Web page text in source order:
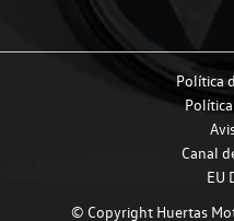
© Copyright Huertas
Política
Canal
EU